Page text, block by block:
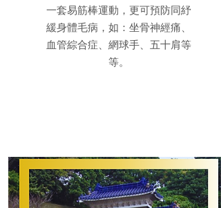
一套易筋棒運動，更可預防同紓
緩身體毛病，如：坐骨神經痛、
血管綜合症、網球手、五十肩等
等。